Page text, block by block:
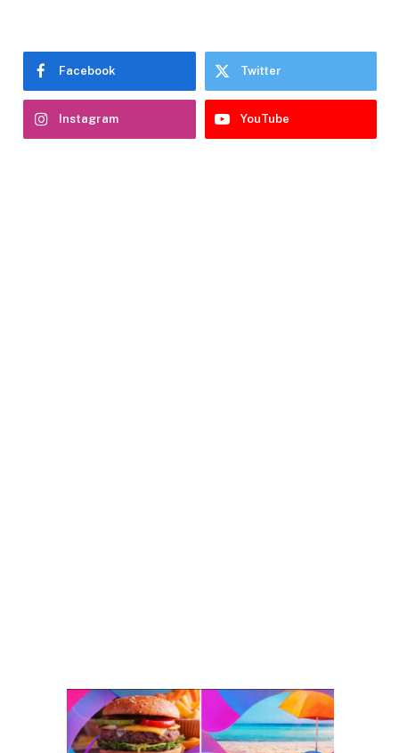
Facebook Twitter
Instagram YouTube